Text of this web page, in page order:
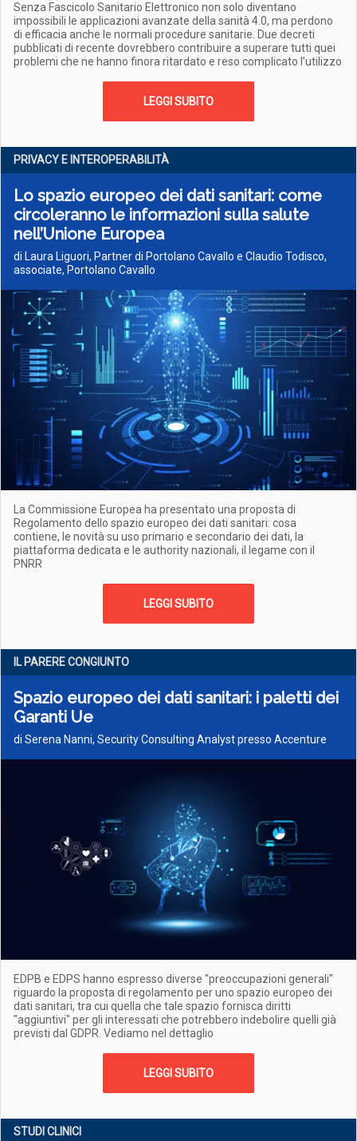
Senza Fascicolo Sanitario Elettronico non solo diventano
impossibili le applicazioni avanzate della sanità 4.0, ma perdono
di efficacia anche le normali procedure sanitarie. Due decreti
pubblicati di recente dovrebbero contribuire a superare tutti quei
problemi che ne hanno finora ritardato e reso complicato l’utilizzo
LEGGI SUBITO
PRIVACY E INTEROPERABILITÀ
Lo spazio europeo dei dati sanitari: come
circoleranno le informazioni sulla salute
nell’Unione Europea
di Laura Liguori, Partner di Portolano Cavallo e Claudio Todisco,
associate, Portolano Cavallo
La Commissione Europea ha presentato una proposta di
Regolamento dello spazio europeo dei dati sanitari: cosa
contiene, le novità su uso primario e secondario dei dati, la
piattaforma dedicata e le authority nazionali, il legame con il
PNRR
LEGGI SUBITO
IL PARERE CONGIUNTO
Spazio europeo dei dati sanitari: i paletti dei
Garanti Ue
di Serena Nanni, Security Consulting Analyst presso Accenture
EDPB e EDPS hanno espresso diverse "preoccupazioni generali"
riguardo la proposta di regolamento per uno spazio europeo dei
dati sanitari, tra cui quella che tale spazio fornisca diritti
"aggiuntivi" per gli interessati che potrebbero indebolire quelli già
previsti dal GDPR. Vediamo nel dettaglio
LEGGI SUBITO
STUDI CLINICI